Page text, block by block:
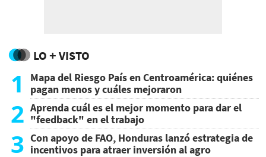
LO + VISTO
1
Mapa del Riesgo País en Centroamérica: quiénes
pagan menos y cuáles mejoraron
2 Aprenda cuál es el mejor momento para dar el
"feedback" en el trabajo
3 Con apoyo de FAO, Honduras lanzó estrategia de
incentivos para atraer inversión al agro